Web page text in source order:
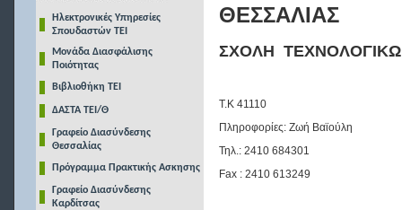
Ηλεκτρονικές Υπηρεσίες
Σπουδαστών ΤΕΙ
Μονάδα Διασφάλισης
Ποιότητας
Βιβλιοθήκη ΤΕΙ
ΔΑΣΤΑ ΤΕΙ/Θ
Γραφείο Διασύνδεσης
Θεσσαλίας
Πρόγραμμα Πρακτικής Ασκησης
Γραφείο Διασύνδεσης
Καρδίτσας
ΘΕΣΣΑΛΙΑΣ
ΣΧΟΛΗ
Τ.Κ 41110
Πληροφορίες: Ζωή Βαϊούλη
Τηλ.: 2410 684301
Fax : 2410 613249